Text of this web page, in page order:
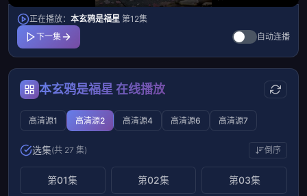
正在播放： 本玄鸦是福星 第12集
下一集
自动连播
本玄鸦是福星 在线播放
高清源1 高清源2 高清源4 高清源6 高清源7
选集(共 27 集) 倒序
第01集 第02集 第03集